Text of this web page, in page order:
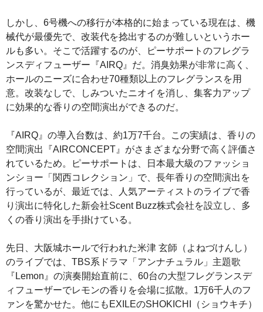
しかし、6号機への移行が本格的に始まっている現在は、機
械代が最優先で、改装代を捻出するのが難しいというホー
ルも多い。そこで活躍するのが、ピーサポートのフレグラ
ンスディフューザー『AIRQ』だ。消臭効果が非常に高く、
ホールのニーズに合わせ70種類以上のフレグランスを用
意。改装なしで、しみついたニオイを消し、集客力アップ
に効果的な香りの空間演出ができるのだ。
『AIRQ』の導入台数は、約1万7千台。この実績は、香りの
空間演出『AIRCONCEPT』がさまざまな分野で高く評価さ
れているため。ピーサポートは、日本最大級のファッショ
ンショー「関西コレクション」で、長年香りの空間演出を
行っているが、最近では、人気アーティストのライブで香
り演出に特化した新会社Scent Buzz株式会社を設立し、多
くの香り演出を手掛けている。
先日、大阪城ホールで行われた米津 玄師（よねづけんし）
のライブでは、TBS系ドラマ「アンナチュラル」主題歌
『Lemon』の演奏開始直前に、60台の大型フレグランスデ
ィフューザーでレモンの香りを会場に拡散。1万6千人のフ
ァンを驚かせた。他にもEXILEのSHOKICHI（ショウキチ）